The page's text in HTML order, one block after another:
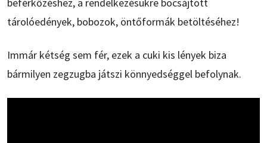
tárolóedények, bobozok, öntőformák betöltéséhez!
Immár kétség sem fér, ezek a cuki kis lények biza
bármilyen zegzugba játszi könnyedséggel befolynak.